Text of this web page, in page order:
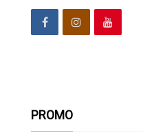
PROMO